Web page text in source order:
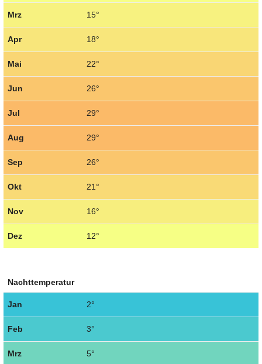
Mrz 15°
Apr 18°
Mai 22°
Jun 26°
Jul 29°
Aug 29°
Sep 26°
Okt 21°
Nov 16°
Dez 12°
Nachttemperatur
Jan 2°
Feb 3°
Mrz 5°